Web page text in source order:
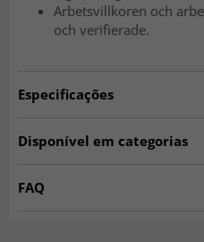
Arbetsvillkoren och
och verifierade.
Especificações
Disponível em categorias
FAQ